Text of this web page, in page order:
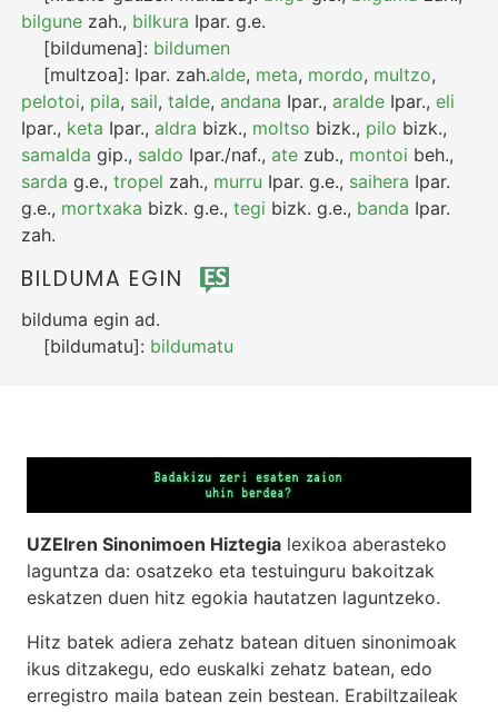
bilgune zah., bilkura Ipar. g.e.
[bildumena]: bildumen
[multzoa]: Ipar. zah.alde, meta, mordo, multzo,
pelotoi, pila, sail,talde,andana Ipar.,aralde Ipar.,eli
Ipar., keta Ipar.,aldra bizk., moltso bizk., pilo bizk.,
samalda gip., saldo Ipar./naf.,ate zub., montoi beh.,
sarda g.e.,tropel zah., murru Ipar. g.e., saihera Ipar.
g.e., mortxaka bizk. g.e.,tegi bizk. g.e., banda Ipar.
zah.
BILDUMA EGIN
bilduma egin ad.
[bildumatu]: bildumatu
UZEIren Sinonimoen Hiztegia lexikoa aberasteko
laguntza da: osatzeko eta testuinguru bakoitzak
eskatzen duen hitz egokia hautatzen laguntzeko.
Hitz batek adiera zehatz batean dituen sinonimoak
ikus ditzakegu, edo euskalki zehatz batean, edo
erregistro maila batean zein bestean. Erabiltzaileak